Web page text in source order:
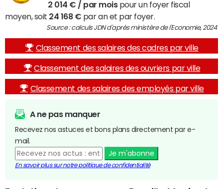
2 014 € / par moispour un foyer fiscal
moyen, soit 24 168 € par an et par foyer.
Source : calculs JDN d'après ministère de l'Economie, 2024
Classement des salaires des cadres par ville
Classement des salaires des ouvriers par ville
Classement des salaires des employés par ville
A ne pas manquer
Recevez nos astuces et bons plans directement par e-
mail.
Je m'abonne
En savoir plus sur notre politique de confidentialité